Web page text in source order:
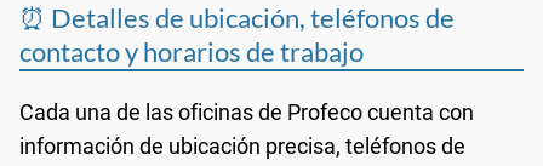
⏰ Detalles de ubicación, teléfonos de
contacto y horarios de trabajo
Cada una de las oficinas de Profeco cuenta con
información de ubicación precisa, teléfonos de